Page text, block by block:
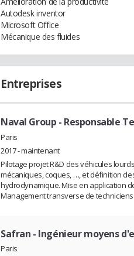
Autodesk inventor
Microsoft Office
Mécanique des fluides
Entreprises
Naval Group - Responsable
Paris
2017 - maintenant
Pilotage projet R&D des véhicules
mécaniques, coques, …, et définition
hydrodynamique. Mise en application
Management transverse de
Safran - Ingénieur moyens
Paris